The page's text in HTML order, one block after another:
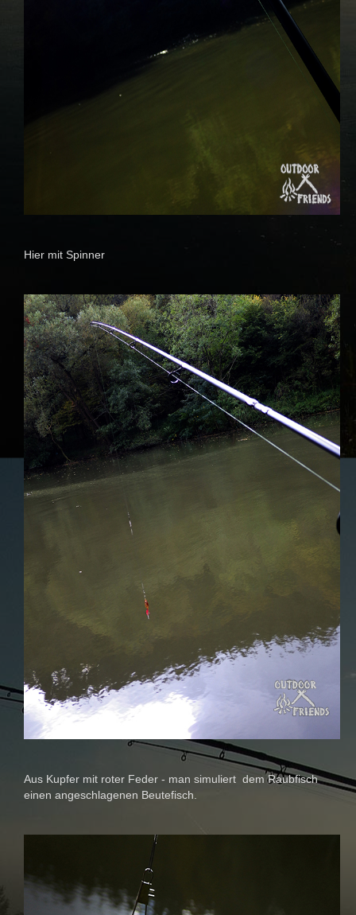
Hier mit Spinner
Aus Kupfer mit roter Feder - man simuliert dem Raubfisch
einen angeschlagenen Beutefisch.